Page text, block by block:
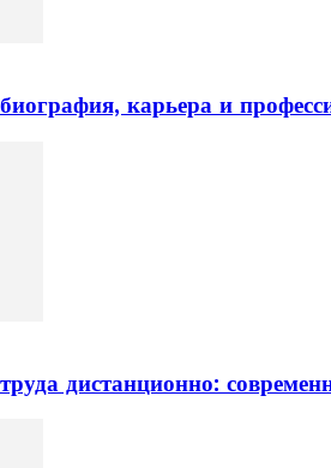
карьера и
дистанционно: